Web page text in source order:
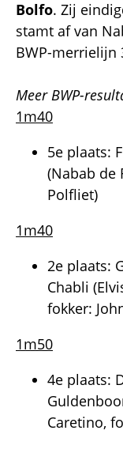
Bolfo. Zij
stamt af van
BWP-merrielijn
Meer BWP-
1m40
5e plaats:
(Nabab de
Polfliet)
1m40
2e plaats:
Chabli
fokker:
1m50
4e plaats:
Caretino,